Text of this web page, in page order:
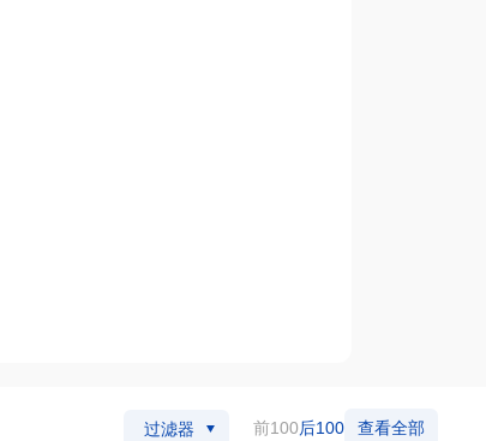
过滤器 前100后100 查看全部